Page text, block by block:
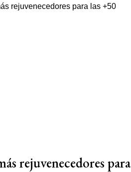
rejuvenecedores para